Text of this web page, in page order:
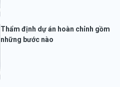
Thẩm định dự án hoàn chỉnh gồm
những bước nào